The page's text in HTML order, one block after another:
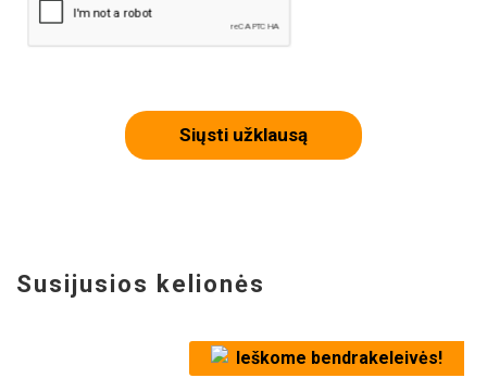
Siųsti užklausą
Susijusios kelionės
Ieškome bendrakeleivės!